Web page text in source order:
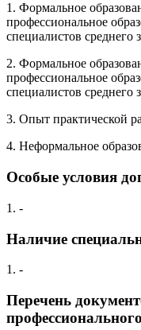
1. Формальное
профессиональное
специалистов среднего
2. Формальное
профессиональное
специалистов среднего
3. Опыт практической
4. Неформальное
Особые условия
1. -
Наличие
1. -
Перечень